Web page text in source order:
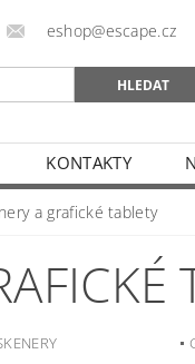
eshop@escape.cz
KONTAKTY
a grafické tablety